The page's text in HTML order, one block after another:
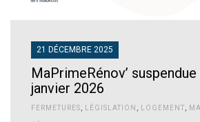
21 DÉCEMBRE 2025
MaPrimeRénov’ suspendue
janvier 2026
FERMETURES LÉGISLATION LOGEMENT